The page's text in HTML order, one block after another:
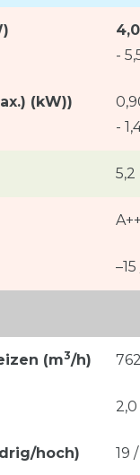
-
(kW))
-
5,2
(m3/h)
2,0
hoch)
19